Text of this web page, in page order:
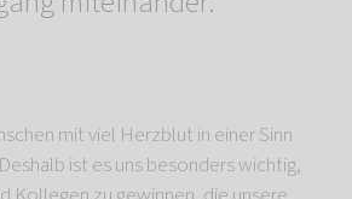
mit viel Herzblut in einer Sinn
ist es uns besonders wichtig,